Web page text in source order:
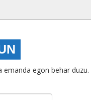
emanda egon behar duzu.